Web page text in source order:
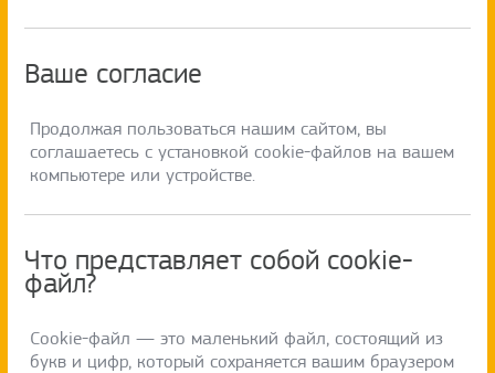
Ваше согласие
Продолжая пользоваться нашим сайтом, вы
соглашаетесь с установкой cookie-файлов на вашем
компьютере или устройстве.
Что представляет собой cookie-
файл?
Сookie-файл — это маленький файл, состоящий из
букв и цифр, который сохраняется вашим браузером